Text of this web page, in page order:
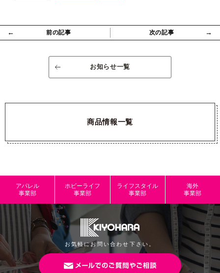
← 前の記事 次の記事 →
お知らせ一覧
商品情報一覧
アパレル
事業部
ホビーライフ
事業部
ライフスタイル
事業部
海外
事業部
お気軽にお問い合わせ下さい。